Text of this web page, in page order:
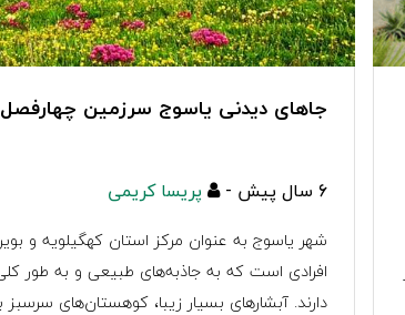
جاهای دیدنی یاسوج سرزمین
6 سال پیش - پریسا کریمی
شهر یاسوج به عنوان مرکز استان کهگیلویه و
افرادی است که به جاذبه‌های طبیعی و به طور
دارند. آبشارهای بسیار زیبا، کوهستان‌های سرسبز